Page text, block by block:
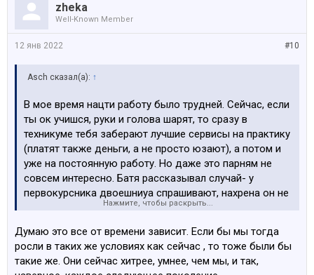
zheka
Well-Known Member
#10
12 янв 2022
Asch сказал(а): ↑
В мое время нацти работу было трудней. Сейчас, если
ты ок учишся, руки и голова шарят, то сразу в
техникуме тебя заберают лучшие сервисы на практику
(платят также деньги, а не просто юзают), а потом и
уже на постоянную работу. Но даже это парням не
совсем интересно. Батя рассказывал случай- у
первокурсника двоешниуа спрашивают, нахрена он не
учится и нафигп вообще в школу идет. На что юноша
которому лом в жопе сломать можно. Это поколение
вообще ее понятное, хз что мотивирует, не дай бог
обидеш, там сопли и заявы на учителей. Короче
Нажмите, чтобы раскрыть...
Думаю это все от времени зависит. Если бы мы тогда
росли в таких же условиях как сейчас , то тоже были бы
такие же. Они сейчас хитрее, умнее, чем мы, и так,